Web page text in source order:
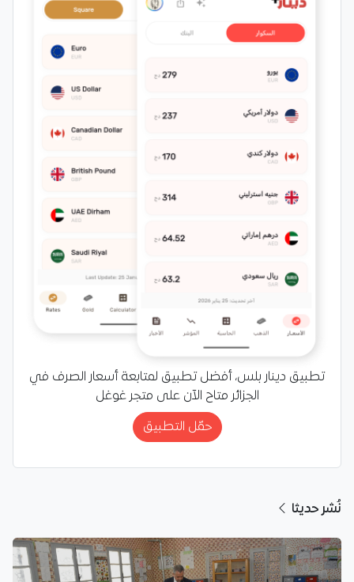
تطبيق دينار بلس، أفضل تطبيق لمتابعة أسعار الصرف في
الجزائر متاح الآن على متجر غوغل
حمّل التطبيق
نُشر حديثا